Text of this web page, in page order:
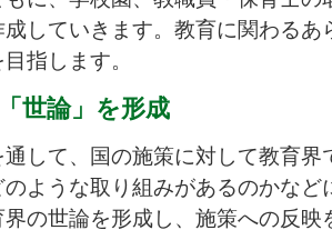
成していきます。教育に関わる
指します。
世論」を形成
して、国の施策に対して教育界
ような取り組みがあるのかなど
界の世論を形成し、施策への反映